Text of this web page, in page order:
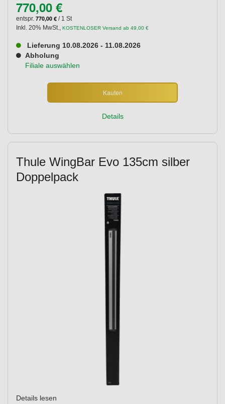
770,00 €
entspr. 770,00 € / 1 St
Inkl. 20% MwSt., KOSTENLOSER Versand ab 49,00 €
Lieferung 10.08.2026 - 11.08.2026
Abholung
Filiale auswählen
Kaufen
Details
Thule WingBar Evo 135cm silber
Doppelpack
Details lesen